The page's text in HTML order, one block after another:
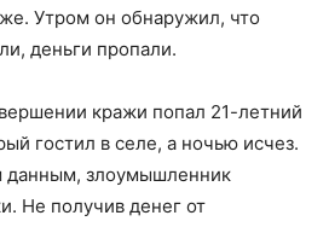
Утром он обнаружил, что
деньги пропали.
кражи попал 21-летний
гостил в селе, а ночью исчез.
данным, злоумышленник
Не получив денег от